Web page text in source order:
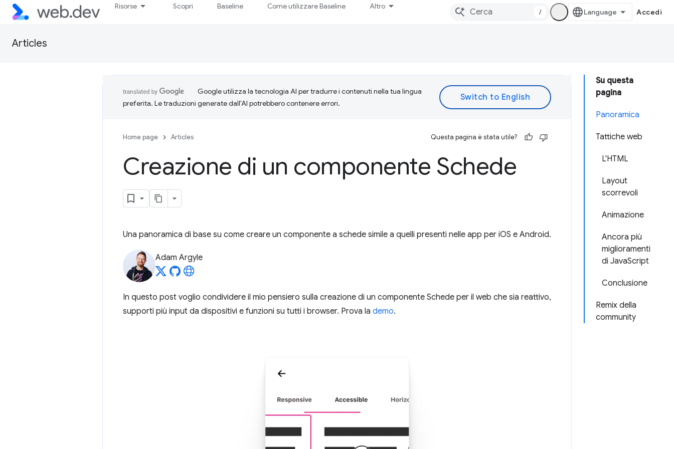
Risorse Scopri Baseline Come utilizzare Baseline Altro
/ Accedi
Articles
Su questa
pagina
Panoramica
Tattiche web
L'HTML
Layout
scorrevoli
Animazione
Ancora più
miglioramenti
di JavaScript
Conclusione
Remix della
community
Google utilizza la tecnologia AI per tradurre i contenuti nella tua lingua
preferita. Le traduzioni generate dall'AI potrebbero contenere errori.
Home page Articles Questa pagina è stata utile?
Creazione di un componente Schede
Una panoramica di base su come creare un componente a schede simile a quelli presenti nelle app per iOS e Android.
Adam Argyle
In questo post voglio condividere il mio pensiero sulla creazione di un componente Schede per il web che sia reattivo,
supporti più input da dispositivi e funzioni su tutti i browser. Prova la demo.